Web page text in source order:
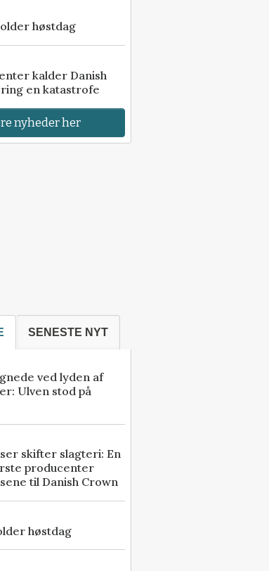
høstdag
kalder Danish
en katastrofe
nyheder her
SENESTE NYT
ved lyden af
Ulven stod på
skifter slagteri: En
producenter
til Danish Crown
høstdag